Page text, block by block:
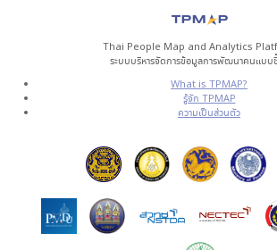
Thai People Map and Analytics
ระบบบริหารจัดการข้อมูลการพัฒนาคนแบบ
What is TPMAP?
รู้จัก TPMAP
ความเป็นส่วนตัว